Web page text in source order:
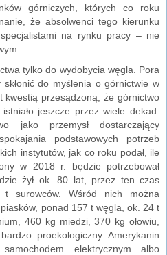
górniczych, których co roku
że absolwenci tego kierunku
na rynku pracy – nie
tylko do wydobycia węgla. Pora
do myślenia o górnictwie w
kwestią przesądzoną, że górnictwo
jeszcze przez wiele dekad.
jako przemysł dostarczający
podstawowych potrzeb
instytutów, jak co roku podał, ile
w 2018 r. będzie potrzebował
żył ok. 80 lat, przez ten czas
surowców. Wśród nich można
ponad 157 t węgla, ok. 24 t
460 kg miedzi, 370 kg ołowiu,
proekologiczny Amerykanin
elektrycznym albo